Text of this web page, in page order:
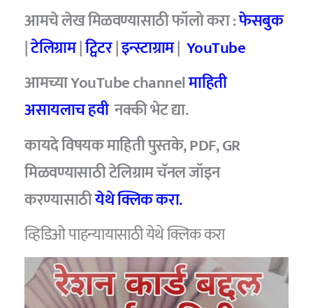
आमचे लेख मिळवण्यासाठी फॉलो करा :फेसबुक
|टेलिग्राम|ट्विटर|इन्स्टाग्राम| YouTube
आमच्या YouTube channelमाहिती
असायलाच हवीनक्की भेट द्या.
कायदे विषयक माहिती पुस्तके, PDF, GR
मिळवण्यासाठी टेलिग्राम चॅनल जॉइन
करण्यासाठीयेथे क्लिक करा.
व्हिडिओ पाहन्यायासाठी येथे क्लिक करा